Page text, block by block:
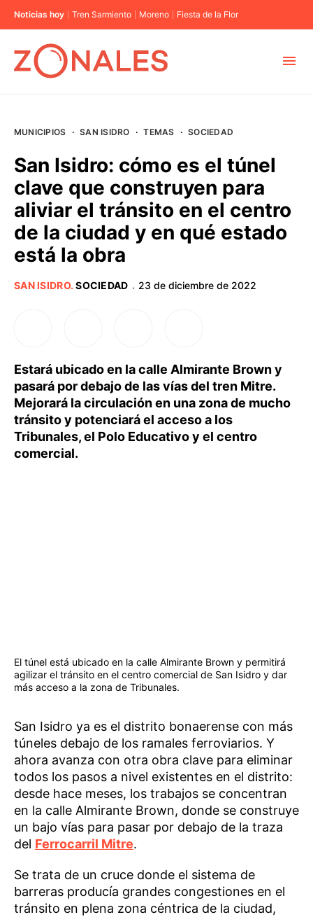
Noticias hoy Tren Sarmiento Moreno Fiesta de la Flor
BUENOS AIRES
PROVINCIAS
MUNICIPIOS · SAN ISIDRO · TEMAS · SOCIEDAD
San Isidro: cómo es el túnel
clave que construyen para
aliviar el tránsito en el centro
de la ciudad y en qué estado
está la obra
SAN ISIDRO.SOCIEDAD · 23 de diciembre de 2022
Estará ubicado en la calle Almirante Brown y
pasará por debajo de las vías del tren Mitre.
Mejorará la circulación en una zona de mucho
tránsito y potenciará el acceso a los
Tribunales, el Polo Educativo y el centro
comercial.
El túnel está ubicado en la calle Almirante Brown y permitirá
agilizar el tránsito en el centro comercial de San Isidro y dar
más acceso a la zona de Tribunales.
San Isidro ya es el distrito bonaerense con más
túneles debajo de los ramales ferroviarios. Y
ahora avanza con otra obra clave para eliminar
todos los pasos a nivel existentes en el distrito:
desde hace meses, los trabajos se concentran
en la calle Almirante Brown, donde se construye
un bajo vías para pasar por debajo de la traza
del Ferrocarril Mitre.
Se trata de un cruce donde el sistema de
barreras producía grandes congestiones en el
tránsito en plena zona céntrica de la ciudad,